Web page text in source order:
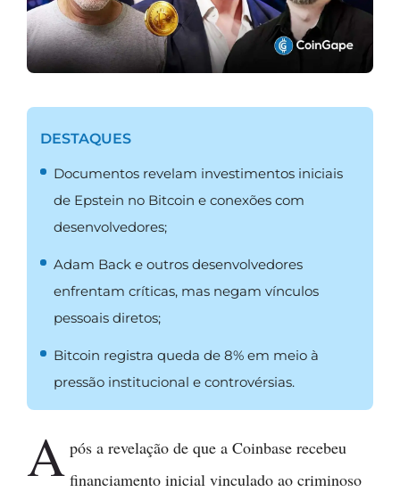
DESTAQUES
Documentos revelam investimentos iniciais
de Epstein no Bitcoin e conexões com
desenvolvedores;
Adam Back e outros desenvolvedores
enfrentam críticas, mas negam vínculos
pessoais diretos;
Bitcoin registra queda de 8% em meio à
pressão institucional e controvérsias.
A pós a revelação de que a Coinbase recebeu
financiamento inicial vinculado ao criminoso